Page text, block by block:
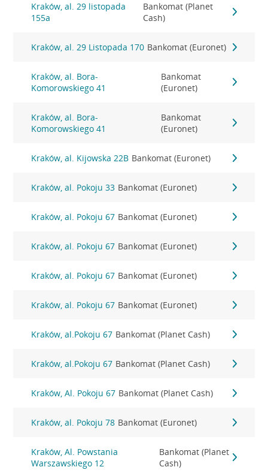
Kraków, al. 29 listopada
155a
Bankomat (Planet
Cash)
Kraków, al. 29 Listopada 170 Bankomat (Euronet)
Kraków, al. Bora-
Komorowskiego 41
Bankomat
(Euronet)
Kraków, al. Bora-
Komorowskiego 41
Bankomat
(Euronet)
Kraków, al. Kijowska 22B Bankomat (Euronet)
Kraków, al. Pokoju 33 Bankomat (Euronet)
Kraków, al. Pokoju 67 Bankomat (Euronet)
Kraków, al. Pokoju 67 Bankomat (Euronet)
Kraków, al. Pokoju 67 Bankomat (Euronet)
Kraków, al. Pokoju 67 Bankomat (Euronet)
Kraków, al.Pokoju 67 Bankomat (Planet Cash)
Kraków, al.Pokoju 67 Bankomat (Planet Cash)
Kraków, Al. Pokoju 67 Bankomat (Planet Cash)
Kraków, al. Pokoju 78 Bankomat (Euronet)
Kraków, Al. Powstania
Warszawskiego 12
Bankomat (Planet
Cash)